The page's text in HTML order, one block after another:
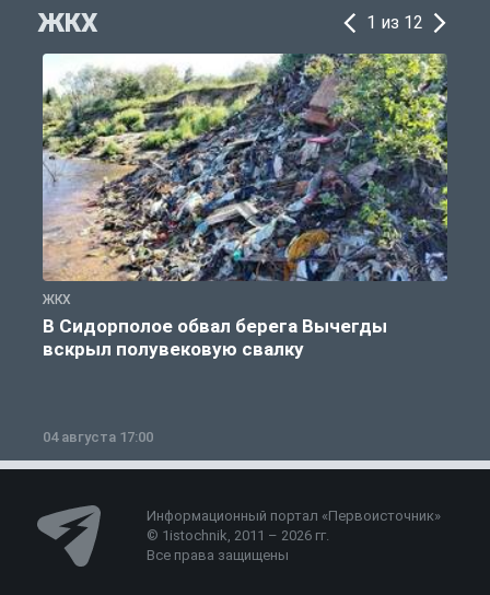
ЖКХ 1 из 12
ЖКХ
В Сидорполое обвал берега Вычегды
вскрыл полувековую свалку
04 августа 17:00
Информационный портал «Первоисточник»
© 1istochnik, 2011 – 2026 гг.
Все права защищены